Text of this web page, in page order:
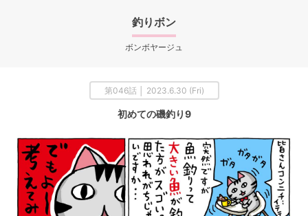
釣りボン
ボンボヤージュ
第046話 │ 2023.6.30 (Fri)
初めての磯釣り9